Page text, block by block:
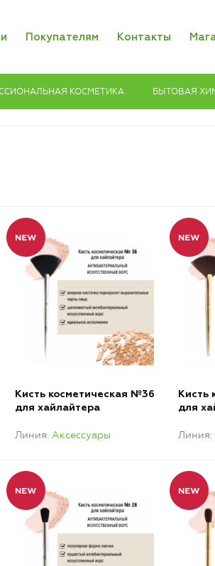
Покупателям Контакты
КОСМЕТИКА БЫТОВАЯ
Кисть косметическая №36
для хайлайтера
Линия Аксессуары
Кисть
для
Линия